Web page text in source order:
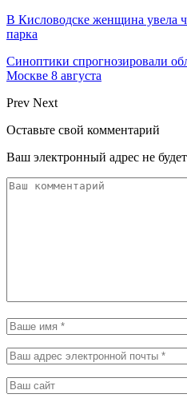
В Кисловодске женщина увела
парка
Синоптики спрогнозировали
Москве 8 августа
Prev Next
Оставьте свой комментарий
Ваш электронный адрес не